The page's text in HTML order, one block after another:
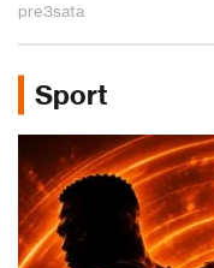
pre3sata
Sport